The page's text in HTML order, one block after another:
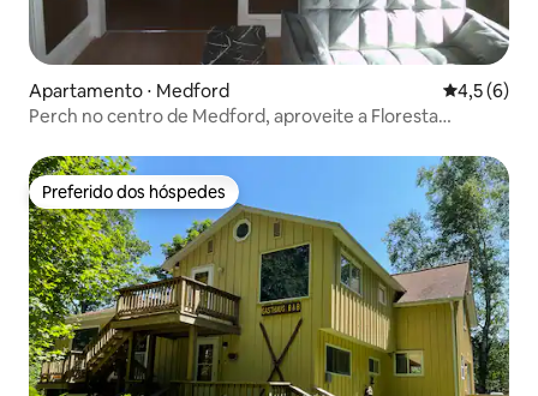
Apartamento ⋅ Medford 4,5 de
4,5 (6)
Perch no centro de Medford, aproveite a Floresta
Preferido dos hóspedes
Preferido dos hóspedes